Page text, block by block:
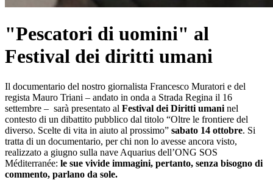
"Pescatori di uomini" al
Festival dei diritti umani
Il documentario del nostro giornalista Francesco Muratori e del
regista Mauro Triani – andato in onda a Strada Regina il 16
settembre – sarà presentato al Festival dei Diritti umani nel
contesto di un dibattito pubblico dal titolo “Oltre le frontiere del
diverso. Scelte di vita in aiuto al prossimo” sabato 14 ottobre. Si
tratta di un documentario, per chi non lo avesse ancora visto,
realizzato a giugno sulla nave Aquarius dell’ONG SOS
Méditerranée: le sue vivide immagini, pertanto, senza bisogno di
commento, parlano da sole.